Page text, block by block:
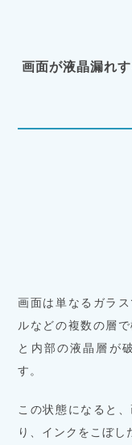
画面が液晶漏れ
画面は単なるガラ
ルなどの複数の層
と内部の液晶層が
す。
この状態になると
り、インクをこぼし